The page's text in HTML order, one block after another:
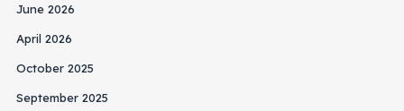
June 2026
April 2026
October 2025
September 2025